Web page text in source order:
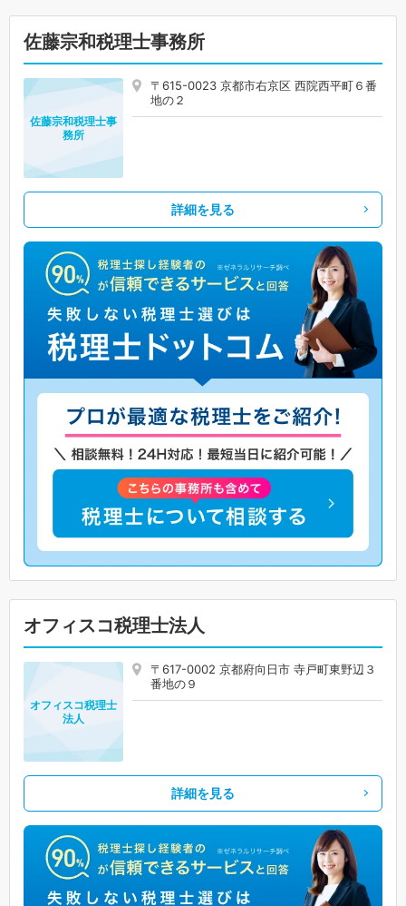
佐藤宗和税理士事務所
〒615-0023 京都市右京区 西院西平町６番
地の２
佐藤宗和税理士事
務所
詳細を見る
オフィスコ税理士法人
〒617-0002 京都府向日市 寺戸町東野辺３
番地の９
オフィスコ税理士
法人
詳細を見る